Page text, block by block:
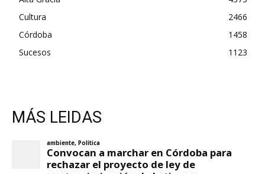
Cultura
2466
Córdoba
1458
Sucesos
1123
MÁS LEIDAS